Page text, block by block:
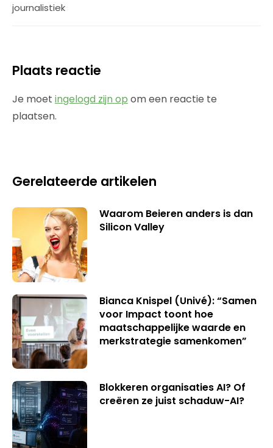
journalistiek
Plaats reactie
Je moet ingelogd zijn op om een reactie te
plaatsen.
Gerelateerde artikelen
Waarom Beieren anders is dan
Silicon Valley
Bianca Knispel (Univé): “Samen
voor Impact toont hoe
maatschappelijke waarde en
merkstrategie samenkomen”
Blokkeren organisaties AI? Of
creëren ze juist schaduw-AI?